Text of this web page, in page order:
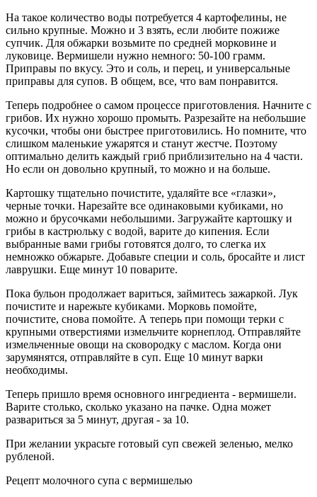
На такое количество воды потребуется 4 картофелины, не
сильно крупные. Можно и 3 взять, если любите пожиже
супчик. Для обжарки возьмите по средней морковине и
луковице. Вермишели нужно немного: 50-100 грамм.
Приправы по вкусу. Это и соль, и перец, и универсальные
приправы для супов. В общем, все, что вам понравится.
Теперь подробнее о самом процессе приготовления. Начните с
грибов. Их нужно хорошо промыть. Разрезайте на небольшие
кусочки, чтобы они быстрее приготовились. Но помните, что
слишком маленькие ужарятся и станут жестче. Поэтому
оптимально делить каждый гриб приблизительно на 4 части.
Но если он довольно крупный, то можно и на больше.
Картошку тщательно почистите, удаляйте все «глазки»,
черные точки. Нарезайте все одинаковыми кубиками, но
можно и брусочками небольшими. Загружайте картошку и
грибы в кастрюльку с водой, варите до кипения. Если
выбранные вами грибы готовятся долго, то слегка их
немножко обжарьте. Добавьте специи и соль, бросайте и лист
лаврушки. Еще минут 10 поварите.
Пока бульон продолжает вариться, займитесь зажаркой. Лук
почистите и нарежьте кубиками. Морковь помойте,
почистите, снова помойте. А теперь при помощи терки с
крупными отверстиями измельчите корнеплод. Отправляйте
измельченные овощи на сковородку с маслом. Когда они
зарумянятся, отправляйте в суп. Еще 10 минут варки
необходимы.
Теперь пришло время основного ингредиента - вермишели.
Варите столько, сколько указано на пачке. Одна может
развариться за 5 минут, другая - за 10.
При желании украсьте готовый суп свежей зеленью, мелко
рубленой.
Рецепт молочного супа с вермишелью